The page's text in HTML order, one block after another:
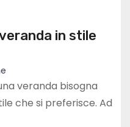
in stile
veranda bisogna
che si preferisce. Ad